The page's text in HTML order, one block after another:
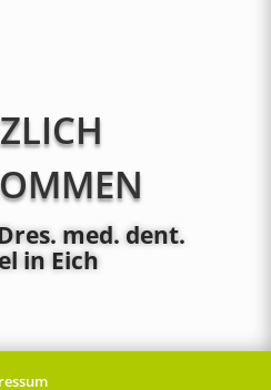
med. dent.
in Eich